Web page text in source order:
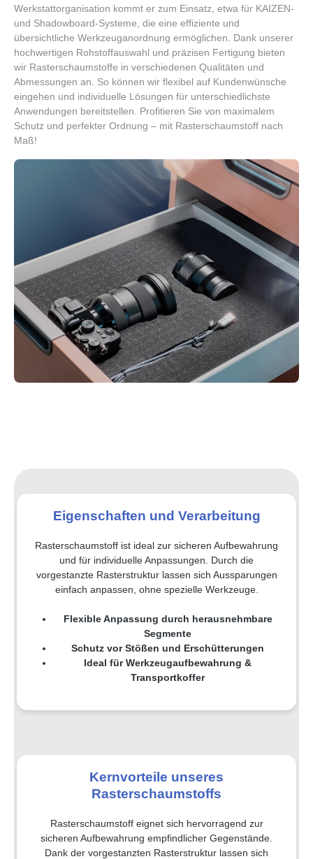
Werkstattorganisation kommt er zum Einsatz, etwa für KAIZEN-
und Shadowboard-Systeme, die eine effiziente und
übersichtliche Werkzeuganordnung ermöglichen. Dank unserer
hochwertigen Rohstoffauswahl und präzisen Fertigung bieten
wir Rasterschaumstoffe in verschiedenen Qualitäten und
Abmessungen an. So können wir flexibel auf Kundenwünsche
eingehen und individuelle Lösungen für unterschiedlichste
Anwendungen bereitstellen. Profitieren Sie von maximalem
Schutz und perfekter Ordnung – mit Rasterschaumstoff nach
Maß!
Eigenschaften und Verarbeitung
Rasterschaumstoff ist ideal zur sicheren Aufbewahrung
und für individuelle Anpassungen. Durch die
vorgestanzte Rasterstruktur lassen sich Aussparungen
einfach anpassen, ohne spezielle Werkzeuge.
Flexible Anpassung durch herausnehmbare
Segmente
Schutz vor Stößen und Erschütterungen
Ideal für Werkzeugaufbewahrung &
Transportkoffer
Kernvorteile unseres
Rasterschaumstoffs
Rasterschaumstoff eignet sich hervorragend zur
sicheren Aufbewahrung empfindlicher Gegenstände.
Dank der vorgestanzten Rasterstruktur lassen sich